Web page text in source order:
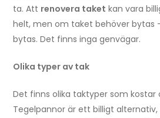
ta. Att renovera taket kan vara
helt, men om taket behöver bytas
bytas. Det finns inga genvägar.
Olika typer av tak
Det finns olika taktyper som kostar
Tegelpannor är ett billigt